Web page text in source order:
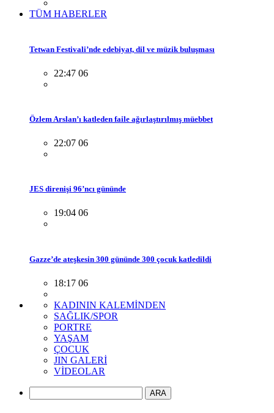
TÜM HABERLER
Tetwan Festivali’nde edebiyat, dil ve müzik buluşması
22:47 06
Özlem Arslan’ı katleden faile ağırlaştırılmış müebbet
22:07 06
JES direnişi 96’ncı gününde
19:04 06
Gazze’de ateşkesin 300 gününde 300 çocuk katledildi
18:17 06
KADININ KALEMİNDEN
SAĞLIK/SPOR
PORTRE
YAŞAM
ÇOCUK
JIN GALERİ
VİDEOLAR
ARA